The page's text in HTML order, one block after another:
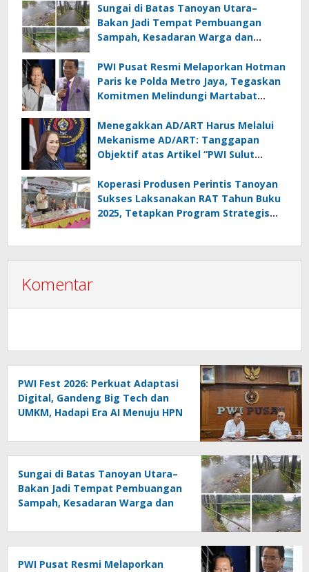
Sungai di Batas Tanoyan Utara–
Bakan Jadi Tempat Pembuangan
Sampah, Kesadaran Warga dan
PWI Pusat Resmi Melaporkan Hotman
Paris ke Polda Metro Jaya, Tegaskan
Komitmen Melindungi Martabat
Menegakkan AD/ART Harus Melalui
Mekanisme AD/ART: Tanggapan
Objektif atas Artikel “PWI Sulut
Melanggar Aturan”
Koperasi Produsen Perintis Tanoyan
Sukses Laksanakan RAT Tahun Buku
2025, Tetapkan Program Strategis
Komentar
PWI Fest 2026: Perkuat Adaptasi
Digital, Gandeng Big Tech dan
UMKM, Hadapi Era AI Menuju HPN
Sungai di Batas Tanoyan Utara–
Bakan Jadi Tempat Pembuangan
Sampah, Kesadaran Warga dan
Dipertanyakan
PWI Pusat Resmi Melaporkan